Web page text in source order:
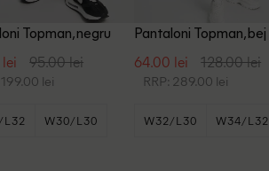
Topman, negru
95.00 lei
199.00 lei
L32 W30/L30
Pantaloni Topman, bej
64.00 lei 128.00 lei
RRP: 289.00 lei
W32/L30 W34/L32